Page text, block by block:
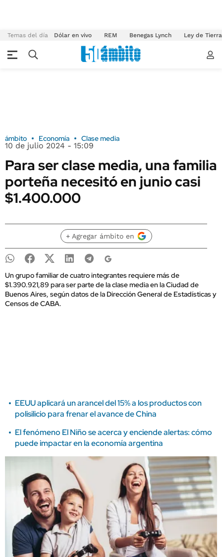
Temas del día Dólar en vivo REM Benegas Lynch Ley de
ámbito Economía Clase media
10 de julio 2024 - 15:09
Para ser clase media, una familia
porteña necesitó en junio casi
$1.400.000
+ Agregar ámbito en
Un grupo familiar de cuatro integrantes requiere más de
$1.390.921,89 para ser parte de la clase media en la Ciudad de
Buenos Aires, según datos de la Dirección General de Estadísticas y
Censos de CABA.
EEUU aplicará un arancel del 15% a los productos con
polisilicio para frenar el avance de China
El fenómeno El Niño se acerca y enciende alertas: cómo
puede impactar en la economía argentina